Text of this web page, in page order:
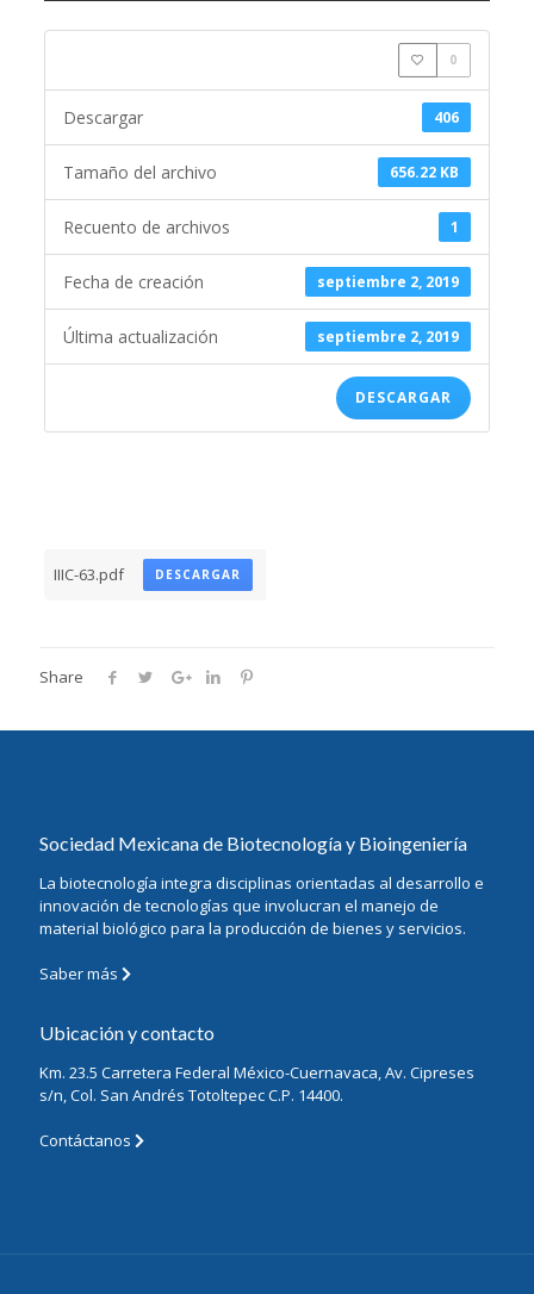
0
406
Descargar
656.22 KB
Tamaño del archivo
1
Recuento de archivos
septiembre 2, 2019
Fecha de creación
septiembre 2, 2019
Última actualización
DESCARGAR
IIIC-63.pdf DESCARGAR
Share
Sociedad Mexicana de Biotecnología y Bioingeniería
La biotecnología integra disciplinas orientadas al desarrollo e
innovación de tecnologías que involucran el manejo de
material biológico para la producción de bienes y servicios.
Saber más
Ubicación y contacto
Km. 23.5 Carretera Federal México-Cuernavaca, Av. Cipreses
s/n, Col. San Andrés Totoltepec C.P. 14400.
Contáctanos